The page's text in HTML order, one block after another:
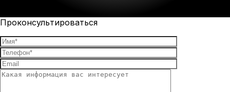
Проконсультироваться